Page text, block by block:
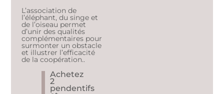
L’association de
l’éléphant, du singe et
de l’oiseau permet
d’unir des qualités
complémentaires pour
surmonter un obstacle
et illustrer l’efficacité
de la coopération..
Achetez
2
pendentifs